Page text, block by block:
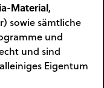
Material,
sowie sämtliche
und
und sind
Eigentum